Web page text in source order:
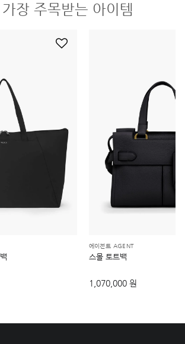
장 주목받는 아이템
에이전트 AGENT
스몰 토트백
1,070,000 원